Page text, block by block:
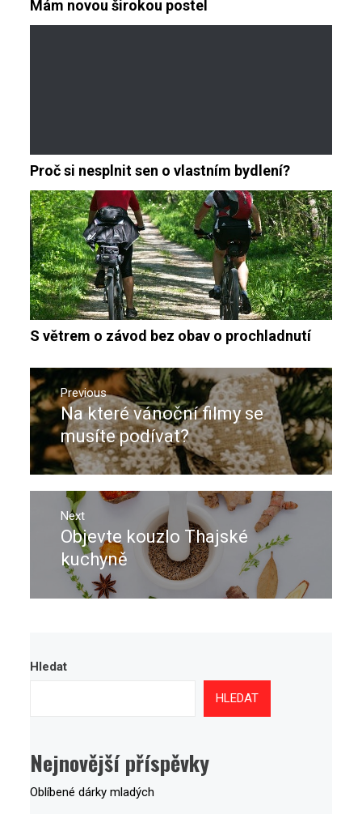
Mám novou širokou postel
Proč si nesplnit sen o vlastním bydlení?
S větrem o závod bez obav o prochladnutí
Navigace
pro
příspěvek
Previous
Previous
post:
Na které vánoční filmy se
musíte podívat?
Next
Next
post:
Objevte kouzlo Thajské
kuchyně
Hledat
HLEDAT
Nejnovější příspěvky
Oblíbené dárky mladých